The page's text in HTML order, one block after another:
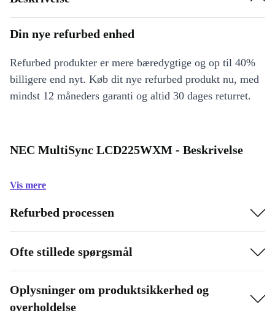
Din nye refurbed enhed
Refurbed produkter er mere bæredygtige og op til 40%
billigere end nyt. Køb dit nye refurbed produkt nu, med
mindst 12 måneders garanti og altid 30 dages returret.
NEC MultiSync LCD225WXM - Beskrivelse
Vis mere
Refurbed processen
Ofte stillede spørgsmål
Oplysninger om produktsikkerhed og
overholdelse